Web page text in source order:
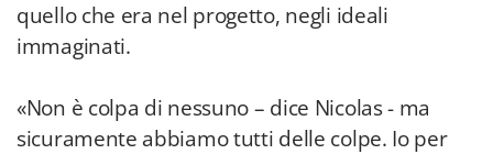
quello che era nel progetto, negli ideali
immaginati.
«Non è colpa di nessuno – dice Nicolas - ma
sicuramente abbiamo tutti delle colpe. Io per